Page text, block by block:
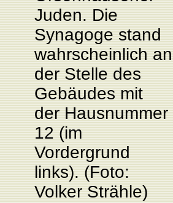
Juden. Die
Synagoge stand
wahrscheinlich an
der Stelle des
Gebäudes mit
der Hausnummer
12 (im
Vordergrund
links). (Foto:
Volker Strähle)